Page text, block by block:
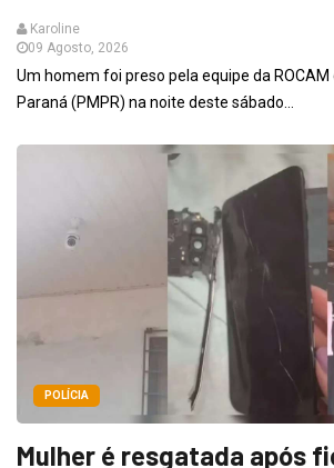
Karoline
09 Agosto, 2026
Um homem foi preso pela equipe da ROCAM
Paraná (PMPR) na noite deste sábado...
POLÍCIA
Mulher é resgatada após